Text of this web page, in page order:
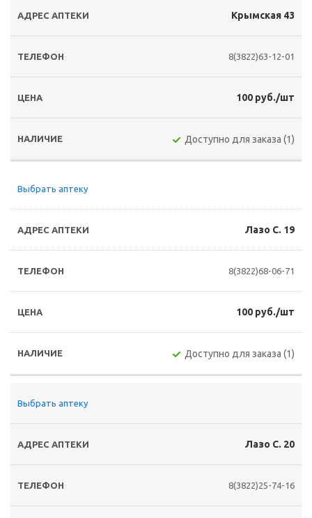
Крымская 43
8(3822)63-12-01
100 руб./шт
Доступно для заказа (1)
Выбрать аптеку
Лазо С. 19
8(3822)68-06-71
100 руб./шт
Доступно для заказа (1)
Выбрать аптеку
Лазо С. 20
8(3822)25-74-16